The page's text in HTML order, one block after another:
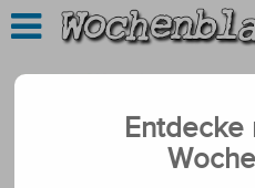
Entdecke